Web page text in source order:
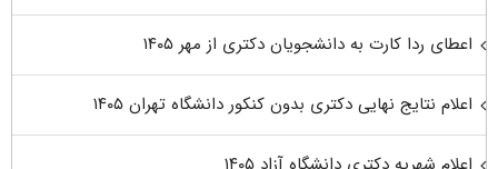
اعطای ردا کارت به دانشجویان دکتری از مهر ۱۴۰۵
اعلام نتایج نهایی دکتری بدون کنکور دانشگاه تهران ۱۴۰۵